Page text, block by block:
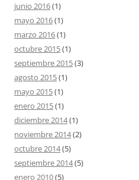
junio 2016(1)
mayo 2016(1)
marzo 2016(1)
octubre 2015(1)
septiembre 2015(3)
agosto 2015(1)
mayo 2015(1)
enero 2015(1)
diciembre 2014(1)
noviembre 2014(2)
octubre 2014(5)
septiembre 2014(5)
enero 2010(5)